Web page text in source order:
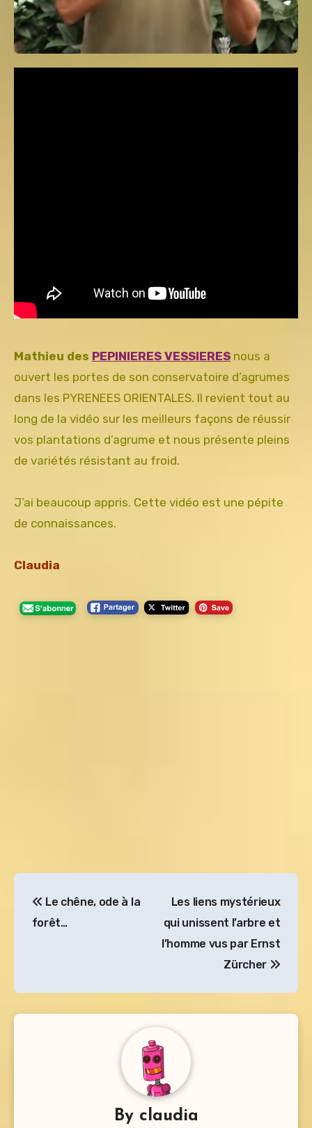
Mathieu des PEPINIERES VESSIERES nous a
ouvert les portes de son conservatoire d’agrumes
dans les PYRENEES ORIENTALES. Il revient tout au
long de la vidéo sur les meilleurs façons de réussir
vos plantations d’agrume et nous présente pleins
de variétés résistant au froid.
J’ai beaucoup appris. Cette vidéo est une pépite
de connaissances.
Claudia
de
Le chêne, ode à la
forêt…
Les liens mystérieux
qui unissent l’arbre et
l’homme vus par Ernst
Zürcher
By claudia